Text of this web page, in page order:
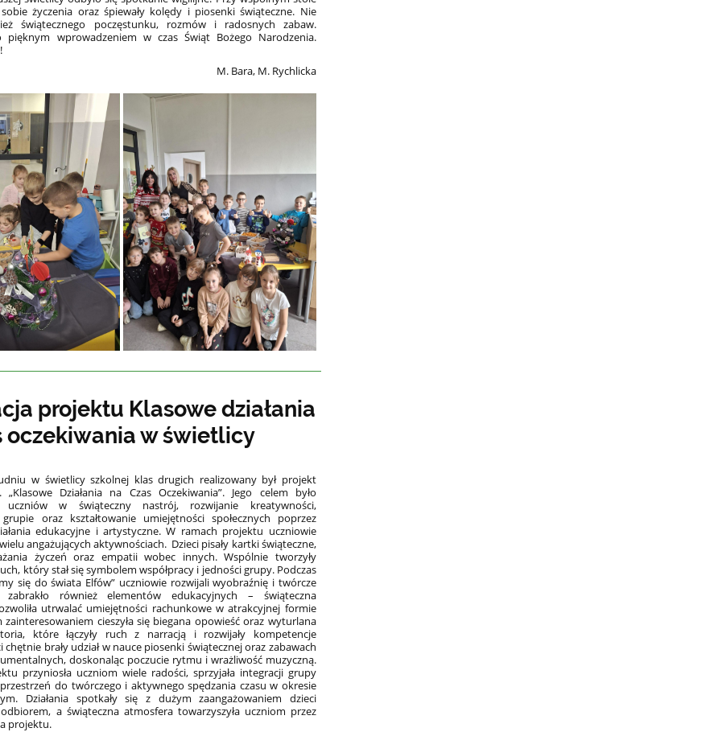
sobie życzenia oraz śpiewały kolędy i piosenki świąteczne. Nie
świątecznego poczęstunku, rozmów i radosnych zabaw.
pięknym wprowadzeniem w czas Świąt Bożego Narodzenia.
M. Bara, M. Rychlicka
projektu Klasowe działania
oczekiwania w świetlicy
w świetlicy szkolnej klas drugich realizowany był projekt
Działania na Czas Oczekiwania”. Jego celem było
uczniów w świąteczny nastrój, rozwijanie kreatywności,
oraz kształtowanie umiejętności społecznych poprzez
edukacyjne i artystyczne. W ramach projektu uczniowie
angażujących aktywnościach. Dzieci pisały kartki świąteczne,
życzeń oraz empatii wobec innych. Wspólnie tworzyły
który stał się symbolem współpracy i jedności grupy. Podczas
się do świata Elfów” uczniowie rozwijali wyobraźnię i twórcze
zabrakło również elementów edukacyjnych – świąteczna
utrwalać umiejętności rachunkowe w atrakcyjnej formie
zainteresowaniem cieszyła się biegana opowieść oraz wyturlana
które łączyły ruch z narracją i rozwijały kompetencje
chętnie brały udział w nauce piosenki świątecznej oraz zabawach
doskonaląc poczucie rytmu i wrażliwość muzyczną.
przyniosła uczniom wiele radości, sprzyjała integracji grupy
do twórczego i aktywnego spędzania czasu w okresie
Działania spotkały się z dużym zaangażowaniem dzieci
a świąteczna atmosfera towarzyszyła uczniom przez
projektu.